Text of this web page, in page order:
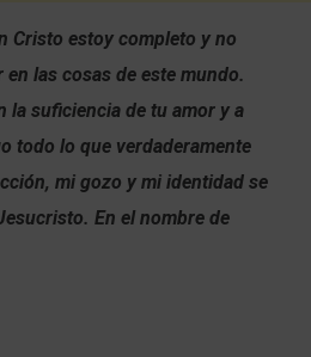
Cristo estoy completo y no
las cosas de este mundo.
la suficiencia de tu amor y a
todo lo que verdaderamente
mi gozo y mi identidad se
En el nombre de